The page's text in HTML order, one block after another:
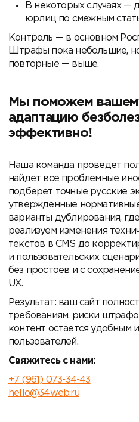
В некоторых случаях —
юрлиц по смежным
Контроль — в основном
Штрафы пока небольшие,
повторные — выше.
Мы поможем
адаптацию
эффективно!
Наша команда проведет
найдет все проблемные
подберет точные русские
утвержденные
варианты дублирования,
реализуем изменения
текстов в CMS до
и пользовательских
без простоев и с
UX.
Результат: ваш сайт
требованиям, риски
контент остается удобным
пользователей.
Свяжитесь с нами:
+7 (961) 073-34-43
hello@34web.ru